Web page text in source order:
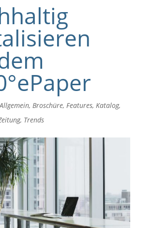
, Broschüre, Features, Katalog,
, Trends